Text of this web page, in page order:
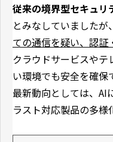
従来の境界型セキュリ
とみなしていましたが、
ての通信を疑い、認証
クラウドサービスやテ
い環境でも安全を確保
最新動向としては、AI
ラスト対応製品の多様